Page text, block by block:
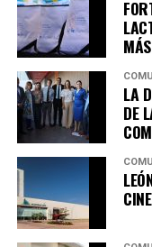
tipo de conductas a
canales de
fundamental para
todas y todos.
LA
DE